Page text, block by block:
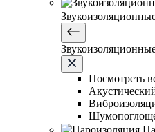
Посмотреть